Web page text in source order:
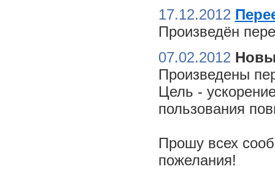
17.12.2012
Произведён
07.02.2012
Произведены
Цель -
пользования
Прошу всех
пожелания!